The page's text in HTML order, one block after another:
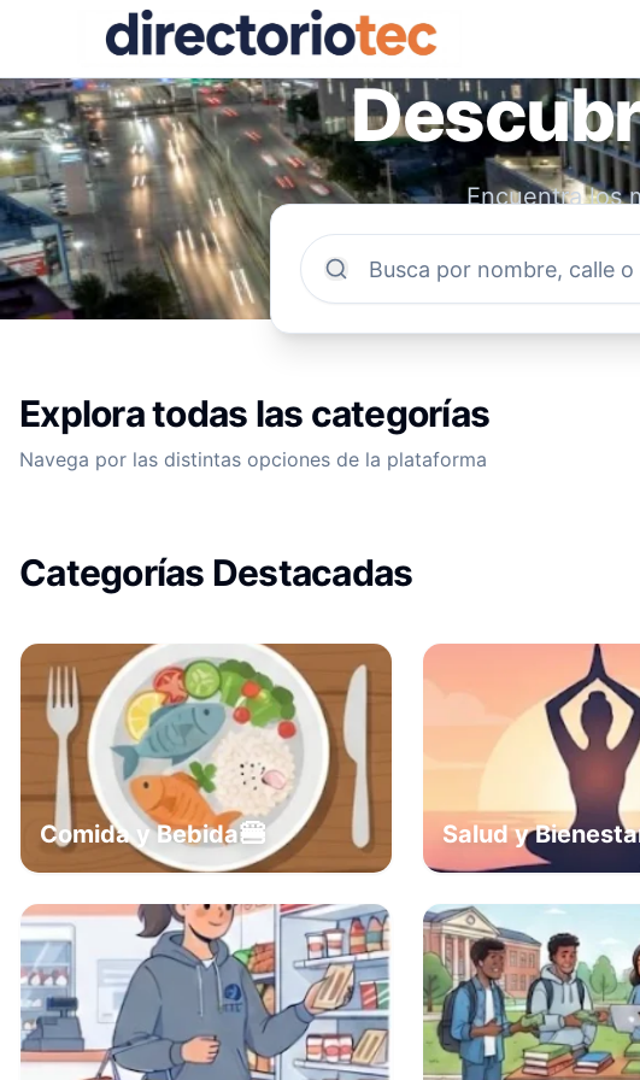
Encuentra los
comunidad.
Explora todas las categorías
Navega por las distintas opciones de la plataforma
Categorías Destacadas
Comida y Bebida🍔 Salud y